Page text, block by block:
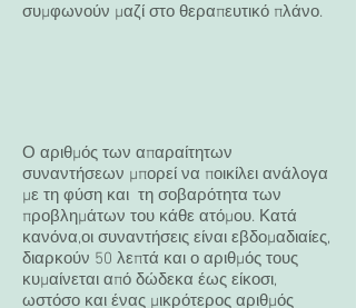
συμφωνούν μαζί στο θεραπευτικό πλάνο.
Ο αριθμός των απαραίτητων
συναντήσεων μπορεί να ποικίλει ανάλογα
με τη φύση και τη σοβαρότητα των
προβλημάτων του κάθε ατόμου. Κατά
κανόνα,οι συναντήσεις είναι εβδομαδιαίες,
διαρκούν 50 λεπτά και ο αριθμός τους
κυμαίνεται από δώδεκα έως είκοσι,
ωστόσο και ένας μικρότερος αριθμός